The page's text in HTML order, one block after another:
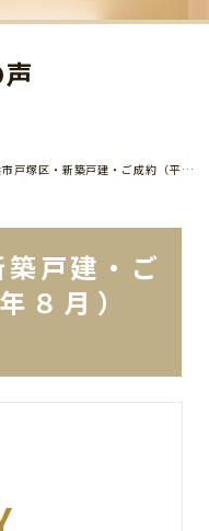
横浜市戸塚区・新築戸建・ご成約（平成２７年８月） Ｓ ・ Ｎ 様
戸建・ご
８月）